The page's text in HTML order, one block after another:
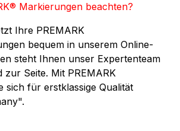
Markierungen beachten?
Ihre PREMARK
bequem in unserem Online-
steht Ihnen unser Expertenteam
zur Seite. Mit PREMARK
sich für erstklassige Qualität